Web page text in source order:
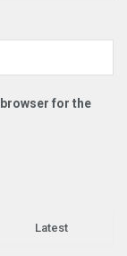
for the
Latest